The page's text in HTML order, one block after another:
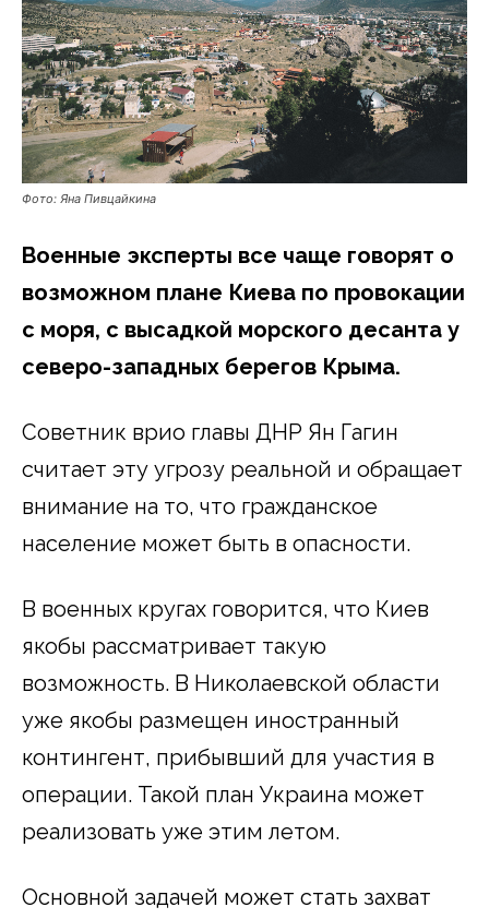
Фото: Яна Пивцайкина
Военные эксперты все чаще говорят о
возможном плане Киева по провокации
с моря, с высадкой морского десанта у
северо-западных берегов Крыма.
Советник врио главы ДНР Ян Гагин
считает эту угрозу реальной и обращает
внимание на то, что гражданское
население может быть в опасности.
В военных кругах говорится, что Киев
якобы рассматривает такую
возможность. В Николаевской области
уже якобы размещен иностранный
контингент, прибывший для участия в
операции. Такой план Украина может
реализовать уже этим летом.
Основной задачей может стать захват